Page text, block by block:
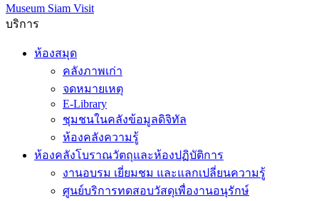
Museum Siam Visit
บริการ
ห้องสมุด
คลังภาพเก่า
จดหมายเหตุ
E-Library
ชุมชนในคลังข้อมูลดิจิทัล
ห้องคลังความรู้
ห้องคลังโบราณวัตถุและห้องปฏิบัติการ
งานอบรม เยี่ยมชม และแลกเปลี่ยนความรู้
ศูนย์บริการทดสอบวัสดุเพื่องานอนุรักษ์